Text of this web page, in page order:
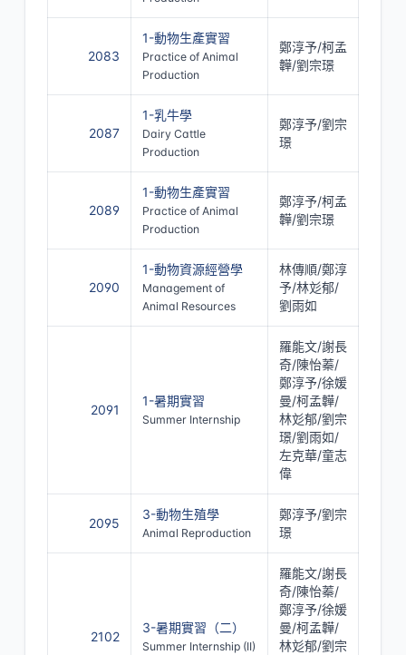
2083
1-動物生產實習
Practice of Animal
Production
鄭淳予/柯孟
韡/劉宗璟
2087
1-乳牛學
Dairy Cattle
Production
鄭淳予/劉宗
璟
2089
1-動物生產實習
Practice of Animal
Production
鄭淳予/柯孟
韡/劉宗璟
2090
1-動物資源經營學
Management of
Animal Resources
林傳順/鄭淳
予/林彣郁/
劉雨如
2091
1-暑期實習
Summer Internship
羅能文/謝長
奇/陳怡蓁/
鄭淳予/徐媛
曼/柯孟韡/
林彣郁/劉宗
璟/劉雨如/
左克華/童志
偉
2095
3-動物生殖學
Animal Reproduction
鄭淳予/劉宗
璟
2102
3-暑期實習（二）
Summer Internship (II)
羅能文/謝長
奇/陳怡蓁/
鄭淳予/徐媛
曼/柯孟韡/
林彣郁/劉宗